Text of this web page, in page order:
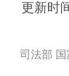
更新时
司法部